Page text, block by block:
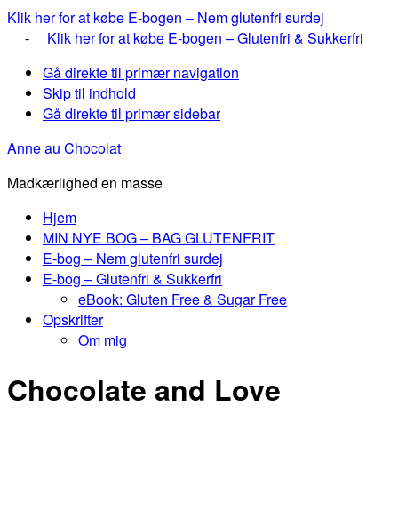
Klik her for at købe E-bogen – Nem glutenfri surdej
- Klik her for at købe E-bogen – Glutenfri & Sukkerfri
Gå direkte til primær navigation
Skip til indhold
Gå direkte til primær sidebar
Anne au Chocolat
Madkærlighed en masse
Hjem
MIN NYE BOG – BAG GLUTENFRIT
E-bog – Nem glutenfri surdej
E-bog – Glutenfri & Sukkerfri
eBook: Gluten Free & Sugar Free
Opskrifter
Om mig
Chocolate and Love